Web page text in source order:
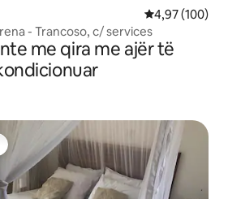
Vlerësimi
4,97 (100)
- Trancoso, c/ services
me qira me ajër të